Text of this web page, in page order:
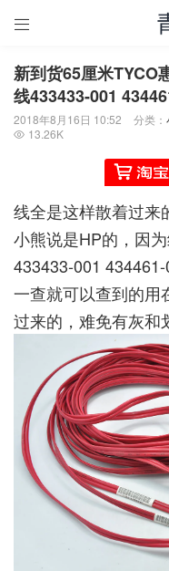

新到货65厘米TYCO
线433433-001
2018年8月16日 10:52 分类：
 13.26K
线全是这样散着过来
小熊说是HP的，因
433433-001
一查就可以查到的用
过来的，难免有灰和